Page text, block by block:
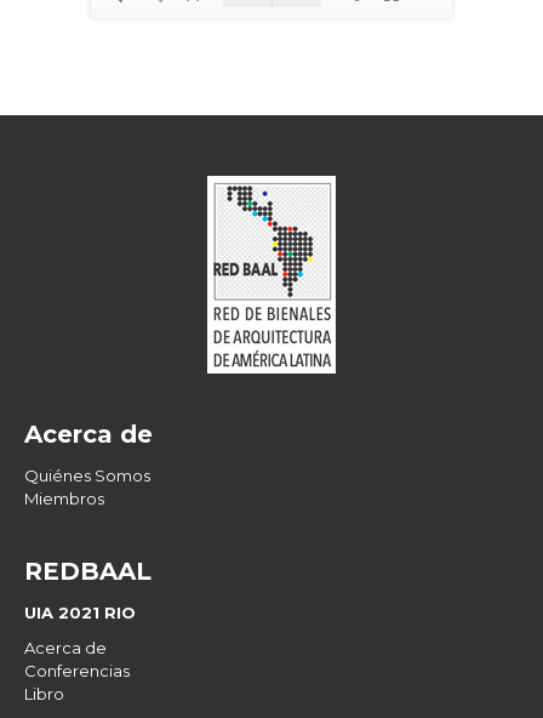
Acerca de
Quiénes Somos
Miembros
REDBAAL
UIA 2021 RIO
Acerca de
Conferencias
Libro